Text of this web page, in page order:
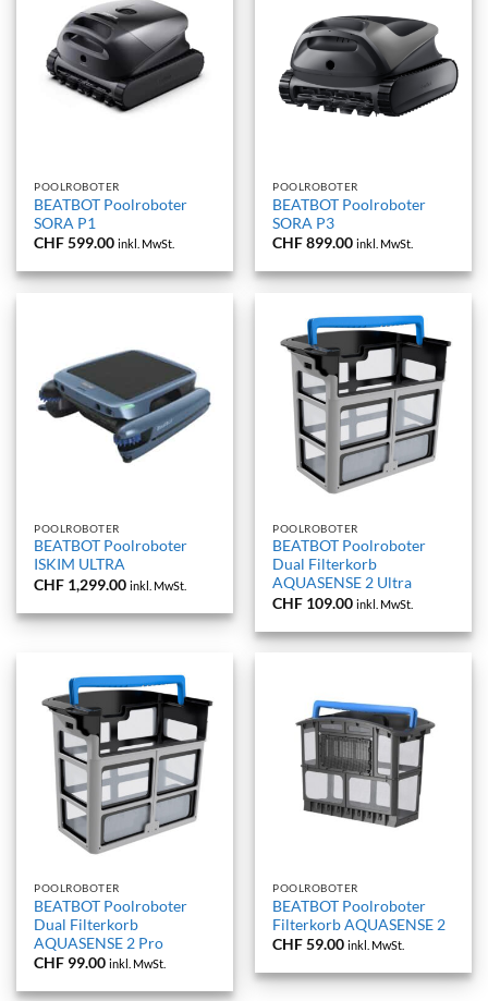
POOLROBOTER
BEATBOT Poolroboter
SORA P1
CHF599.00 inkl. MwSt.
POOLROBOTER
BEATBOT Poolroboter
SORA P3
CHF899.00 inkl. MwSt.
POOLROBOTER
BEATBOT Poolroboter
ISKIM ULTRA
CHF 1,299.00 inkl. MwSt.
POOLROBOTER
BEATBOT Poolroboter
Dual Filterkorb
AQUASENSE 2 Ultra
CHF 109.00 inkl. MwSt.
POOLROBOTER
BEATBOT Poolroboter
Dual Filterkorb
AQUASENSE 2 Pro
CHF 99.00 inkl. MwSt.
POOLROBOTER
BEATBOT Poolroboter
Filterkorb AQUASENSE 2
CHF59.00 inkl. MwSt.